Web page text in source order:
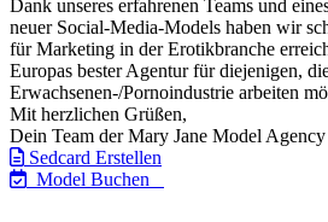
Dank unseres erfahrenen Teams und
neuer Social-Media-Models haben wir
für Marketing in der Erotikbranche
Europas bester Agentur für diejenigen,
Erwachsenen-/Pornoindustrie arbeiten
Mit herzlichen Grüßen,
Dein Team der Mary Jane Model Agency
Sedcard Erstellen
Model Buchen